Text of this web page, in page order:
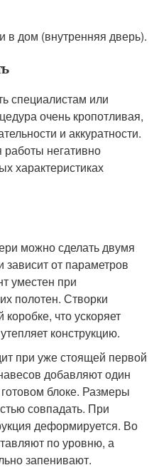
в дом (внутренняя дверь).
специалистам или
очень кропотливая,
и аккуратности.
негативно
характеристиках
можно сделать двумя
от параметров
уместен при
полотен. Створки
что ускоряет
конструкцию.
при уже стоящей первой
добавляют один
блоке. Размеры
совпадать. При
деформируется. Во
по уровню, а
запенивают.